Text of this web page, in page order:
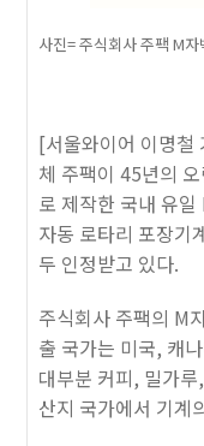
사진= 주식회사 주팩 M
[서울와이어 이명철
체 주팩이 45년의
로 제작한 국내 유
자동 로타리 포장기
두 인정받고 있다.
주식회사 주팩의 M
출 국가는 미국, 캐
대부분 커피, 밀가
산지 국가에서 기계